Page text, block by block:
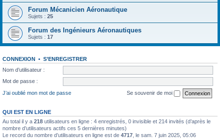
Forum Mécanicien Aéronautique
Sujets : 25
Forum des Ingénieurs Aéronautiques
Sujets : 17
CONNEXION • S’ENREGISTRER
Nom d’utilisateur :
Mot de passe :
J’ai oublié mon mot de passe
Se souvenir de moi
QUI EST EN LIGNE
Au total il y a 218 utilisateurs en ligne : 4 enregistrés, 0 invisible et 214 invités (d’après le
nombre d’utilisateurs actifs ces 5 dernières minutes)
Le record du nombre d’utilisateurs en ligne est de 4717 , le sam. 7 juin 2025, 05:06